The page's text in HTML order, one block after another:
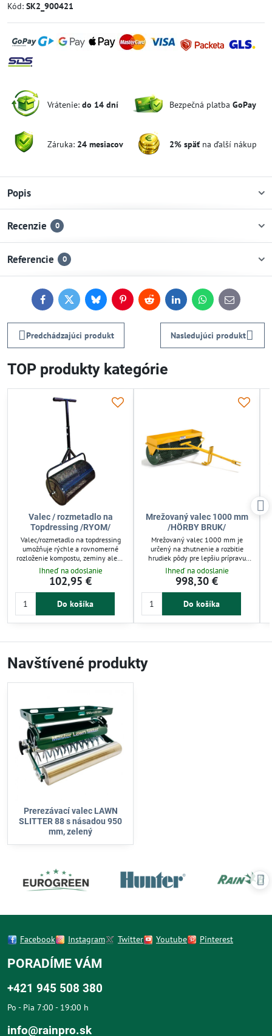
Kód: SK2_900421
Vrátenie: do 14 dní Bezpečná platba GoPay
Záruka: 24 mesiacov 2% späťna ďalší nákup
Popis
Recenzie 0
Referencie 0
FacebookTwitterBlueskyPinterestReddit LinkedInWhatsApp
E-
mail
Predchádzajúci produkt Nasledujúci produkt
TOP produkty kategórie
Valec / rozmetadlo na
Topdressing /RYOM/
Valec/rozmetadlo na topdressing
umožňuje rýchle a rovnomerné
rozloženie kompostu, zeminy alebo
topdressingu na trávnik.
Kosoštvorcová mriežka rozbíja hrudy
a zachytáva nečistoty pre precízny
výsledok. Jednoduché plnenie cez
bočné dvierka zefektívňuje prácu pri
Ihneď na odoslanie
102,95 €
Do košíka
Mrežovaný valec 1000 mm
/HÖRBY BRUK/
Mrežovaný valec 1000 mm je
určený na zhutnenie a rozbitie
hrudiek pôdy pre lepšiu prípravu
trávnika a záhonov. Disponuje
boxom na závažia do 70 kg pre
zvýšenie účinku. Vhodný na ručné
ťahanie alebo za traktor, uľahčuje
zapracovanie osiva po výseve.
Ihneď na odoslanie
998,30 €
Do košíka
Navštívené produkty
Prerezávací valec LAWN
SLITTER 88 s násadou 950
mm, zelený
Facebook Instagram Twitter Youtube Pinterest
PORADÍME VÁM
+421 945 508 380
Po - Pia 7:00 - 19:00 h
info@rainpro.sk